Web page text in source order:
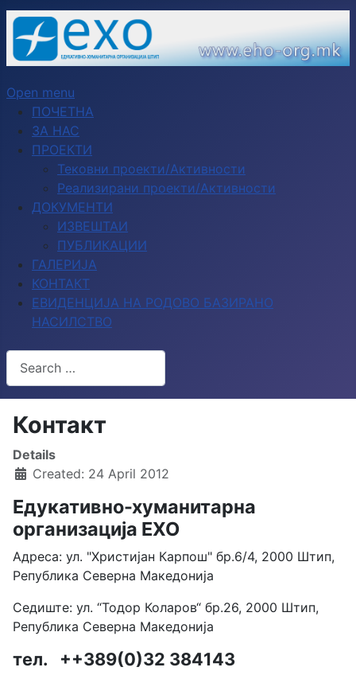
Open menu
ПОЧЕТНА
ЗА НАС
ПРОЕКТИ
Тековни проекти/Активности
Реализирани проекти/Активности
ДОКУМЕНТИ
ИЗВЕШТАИ
ПУБЛИКАЦИИ
ГАЛЕРИЈА
КОНТАКТ
ЕВИДЕНЦИЈА НА РОДОВО БАЗИРАНО
НАСИЛСТВО
Search
Type 2 or more characters for results.
Контакт
Details
Created: 24 April 2012
Едукативно-хуманитарна
организација ЕХО
Адреса: ул. "Христијан Карпош" бр.6/4, 2000 Штип,
Република Северна Македонија
Седиште: ул. “Тодор Коларов“ бр.26, 2000 Штип,
Република Северна Македонија
тел. ++389(0)32 384143